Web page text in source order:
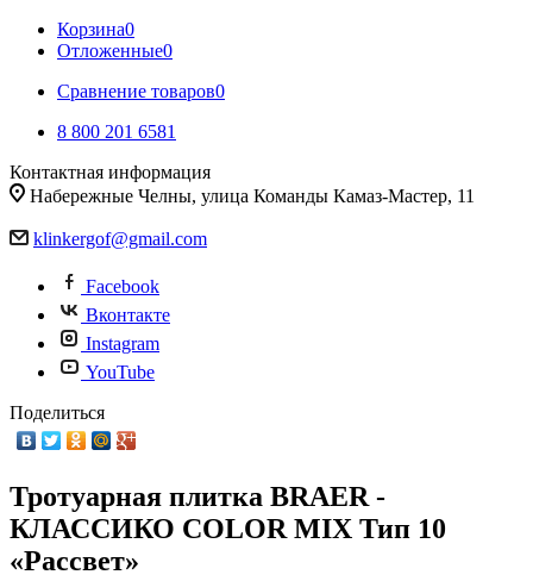
Корзина0
Отложенные0
Сравнение товаров0
8 800 201 6581
Контактная информация
Набережные Челны, улица Команды Камаз-Мастер, 11
klinkergof@gmail.com
Facebook
Вконтакте
Instagram
YouTube
Поделиться
Тротуарная плитка BRAER -
КЛАССИКО COLOR MIX Тип 10
«Рассвет»